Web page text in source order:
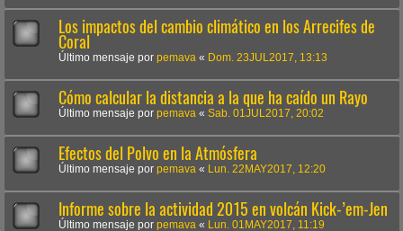
Los impactos del cambio climático en los Arrecifes de
Coral
Último mensaje por pemava « Dom. 23JUL2017, 13:13
Cómo calcular la distancia a la que ha caído un Rayo
Último mensaje por pemava « Sab. 01JUL2017, 20:02
Efectos del Polvo en la Atmósfera
Último mensaje por pemava « Lun. 22MAY2017, 12:20
Informe sobre la actividad 2015 en volcán Kick-’em-Jen
Último mensaje por pemava « Lun. 01MAY2017, 11:19